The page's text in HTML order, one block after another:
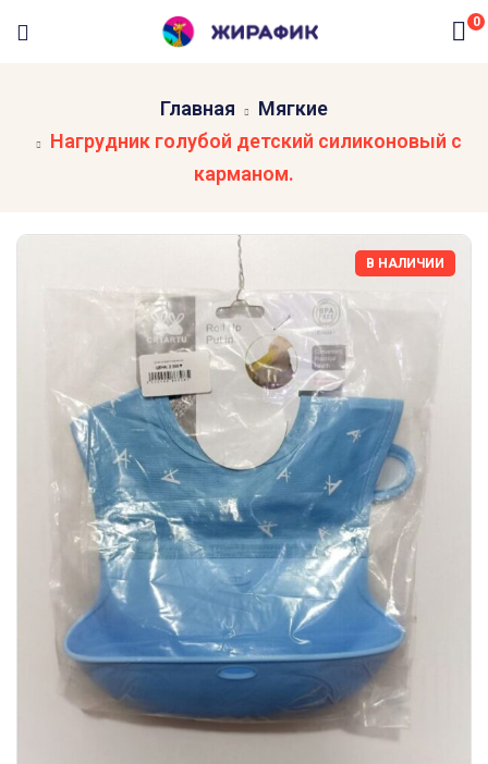
0
Главная
Мягкие
Нагрудник голубой детский силиконовый с
карманом.
В НАЛИЧИИ